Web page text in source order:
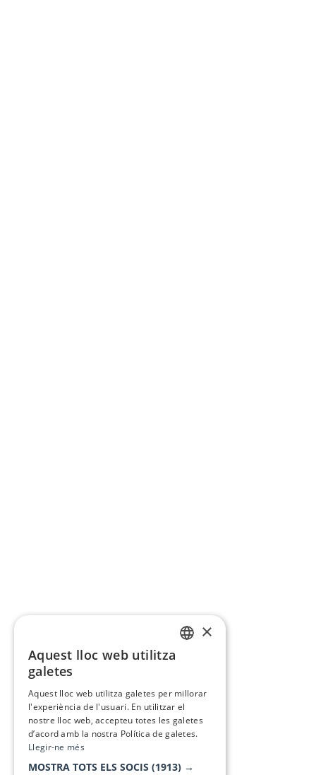
×
Aquest lloc web utilitza
galetes
Aquest lloc web utilitza galetes per millorar
l'experiència de l'usuari. En utilitzar el
nostre lloc web, accepteu totes les galetes
d’acord amb la nostra Política de galetes.
Llegir-ne més
MOSTRA TOTS ELS SOCIS (1913) →